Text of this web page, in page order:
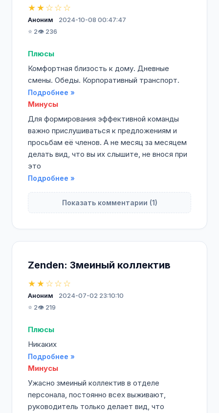
★★☆☆☆
Аноним
2024-10-08 00:47:47
⭐ 2👁️ 236
Плюсы
Комфортная близость к дому. Дневные
смены. Обеды. Корпоративный транспорт.
Подробнее »
Минусы
Для формирования эффективной команды
важно прислушиваться к предложениям и
просьбам её членов. А не месяц за месяцем
делать вид, что вы их слышите, не внося при
это
Подробнее »
Показать комментарии (1)
Zenden: Змеиный коллектив
★★☆☆☆
Аноним
2024-07-02 23:10:10
⭐ 2👁️ 219
Плюсы
Никаких
Подробнее »
Минусы
Ужасно змеиный коллектив в отделе
персонала, постоянно всех выживают,
руководитель только делает вид, что